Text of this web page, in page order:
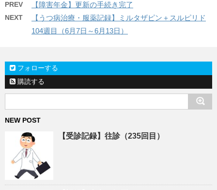
PREV 【障害年金】更新の手続き完了
NEXT
【うつ病治療・服薬記録】ミルタザピン＋スルピリド
104週目（6月7日～6月13日）
フォローする
購読する
NEW POST
【受診記録】往診（235回目）